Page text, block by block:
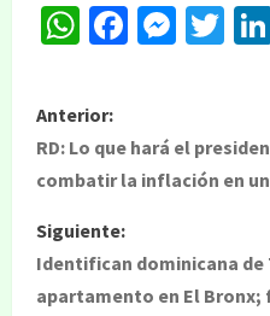
WhatsApp
Anterior:
RD: Lo que hará el
combatir la inflación en
Siguiente:
Identifican dominicana de
apartamento en El Bronx;